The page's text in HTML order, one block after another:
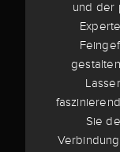
und der
Sie